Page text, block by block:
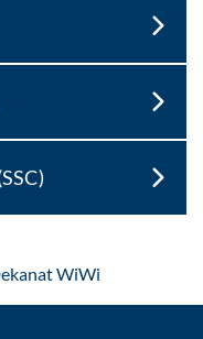
WiWi: Per E-Mail